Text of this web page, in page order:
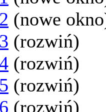
(nowe
(rozwiń)
(rozwiń)
(rozwiń)
(rozwiń)